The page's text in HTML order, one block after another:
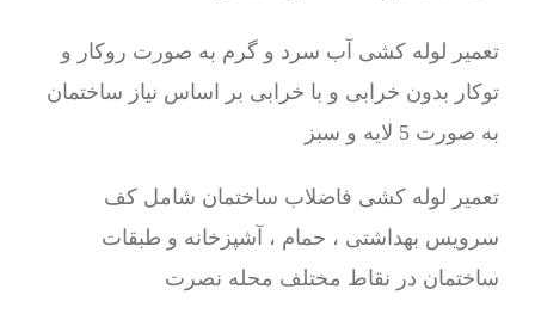
تعمیر لوله کشی آب سرد و گرم به صورت روکار و
توکار بدون خرابی و با خرابی بر اساس نیاز ساختمان
به صورت 5 لایه و سبز
تعمیر لوله کشی فاضلاب ساختمان شامل کف
سرویس بهداشتی ، حمام ، آشپزخانه و طبقات
ساختمان در نقاط مختلف محله نصرت